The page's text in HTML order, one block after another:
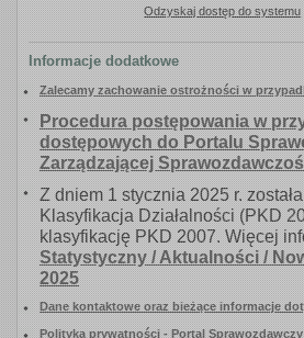
Odzyskaj dostęp do systemu